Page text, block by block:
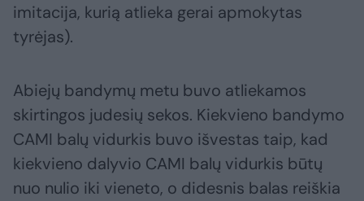
imitacija, kurią atlieka gerai apmokytas
tyrėjas).
Abiejų bandymų metu buvo atliekamos
skirtingos judesių sekos. Kiekvieno bandymo
CAMI balų vidurkis buvo išvestas taip, kad
kiekvieno dalyvio CAMI balų vidurkis būtų
nuo nulio iki vieneto, o didesnis balas reiškia